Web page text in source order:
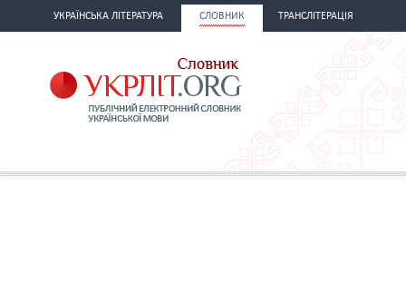
УКРАЇНСЬКА ЛІТЕРАТУРА СЛОВНИК ТРАНСЛІТЕРАЦІЯ